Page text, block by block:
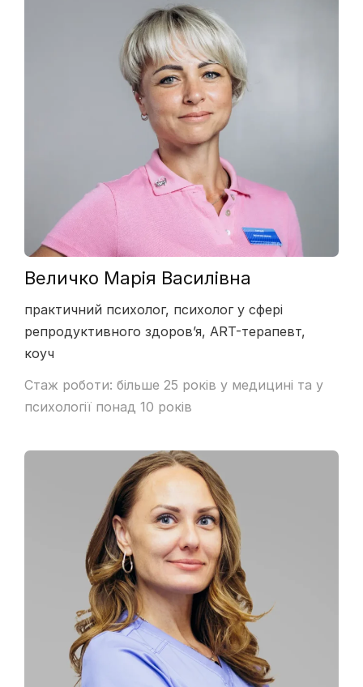
Величко Марія Василівна
практичний психолог, психолог у сфері
репродуктивного здоров’я, ART-терапевт,
коуч
Стаж роботи: більше 25 років у медицині та у
психології понад 10 років